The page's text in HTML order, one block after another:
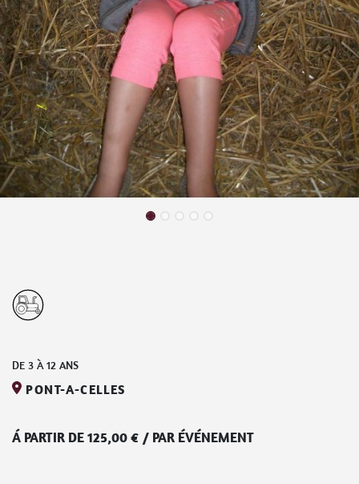
DE 3 À12 ANS
PONT-A-CELLES
Á PARTIR DE125,00€ / PAR ÉVÉNEMENT